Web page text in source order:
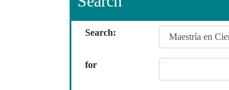
Search:
for